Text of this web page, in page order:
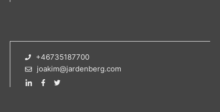
+46735187700
joakim@jardenberg.com